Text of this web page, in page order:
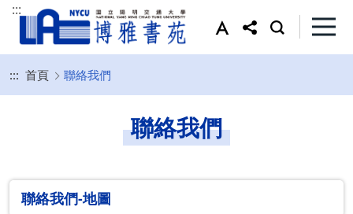
:::
::: 首頁 聯絡我們
聯絡我們
聯絡我們-地圖